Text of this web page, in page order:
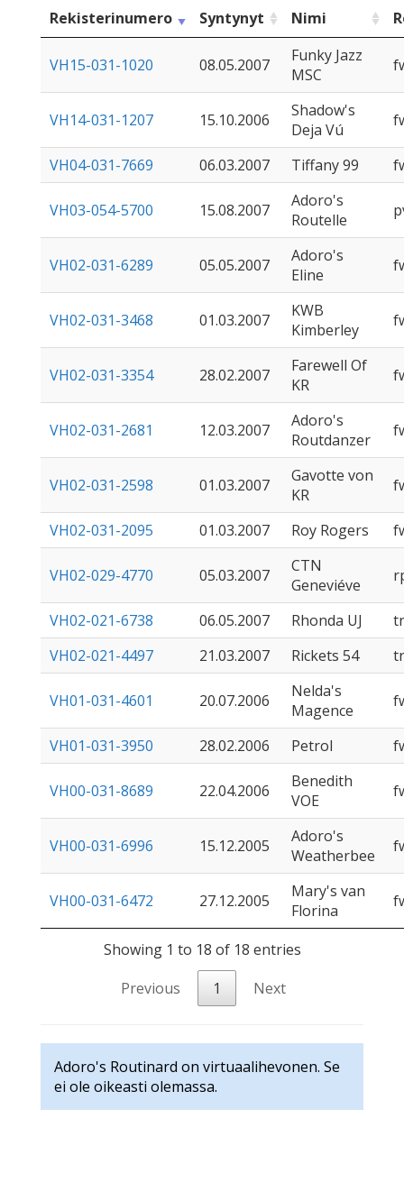
Rekisterinumero Syntynyt Nimi
VH15-031-1020 08.05.2007
Funky Jazz
MSC
VH14-031-1207 15.10.2006
Shadow's
Deja Vú
VH04-031-7669 06.03.2007 Tiffany 99
VH03-054-5700 15.08.2007
Adoro's
Routelle
VH02-031-6289 05.05.2007
Adoro's
Eline
VH02-031-3468 01.03.2007
KWB
Kimberley
VH02-031-3354 28.02.2007
Farewell Of
KR
VH02-031-2681 12.03.2007
Adoro's
Routdanzer
VH02-031-2598 01.03.2007
Gavotte von
KR
VH02-031-2095 01.03.2007 Roy Rogers
VH02-029-4770 05.03.2007
CTN
Geneviéve
VH02-021-6738 06.05.2007 Rhonda UJ
VH02-021-4497
21.03.2007 Rickets 54
VH01-031-4601 20.07.2006
Nelda's
Magence
VH01-031-3950 28.02.2006 Petrol
VH00-031-8689 22.04.2006
Benedith
VOE
VH00-031-6996 15.12.2005
Adoro's
Weatherbee
VH00-031-6472 27.12.2005
Mary's van
Florina
Showing 1 to 18 of 18 entries
Previous
1 Next
Adoro's Routinard on virtuaalihevonen. Se
ei ole oikeasti olemassa.